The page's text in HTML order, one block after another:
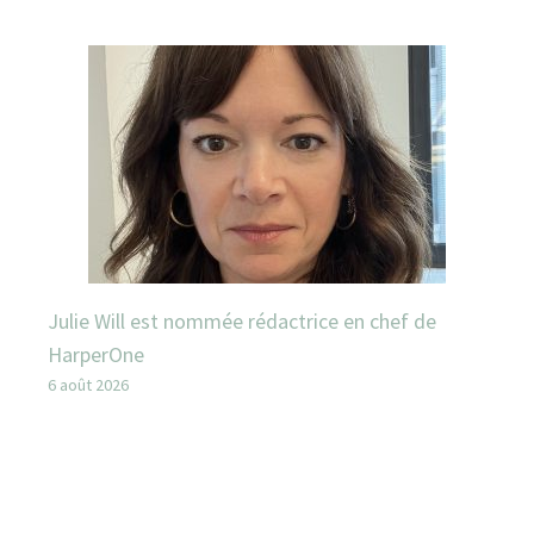
Julie Will est nommée rédactrice en chef de
HarperOne
6 août 2026